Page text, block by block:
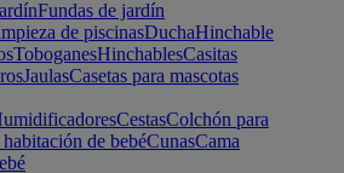
Fundas de jardín
de piscinasDuchaHinchable
ToboganesHinchablesCasitas
JaulasCasetas para mascotas
CestasColchón para
de bebéCunasCama